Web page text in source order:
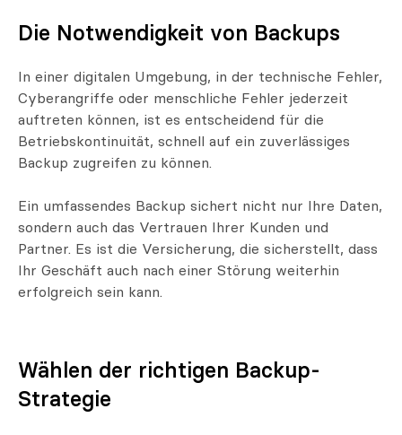
Die Notwendigkeit von Backups
In einer digitalen Umgebung, in der technische Fehler,
Cyberangriffe oder menschliche Fehler jederzeit
auftreten können, ist es entscheidend für die
Betriebskontinuität, schnell auf ein zuverlässiges
Backup zugreifen zu können.
Ein umfassendes Backup sichert nicht nur Ihre Daten,
sondern auch das Vertrauen Ihrer Kunden und
Partner. Es ist die Versicherung, die sicherstellt, dass
Ihr Geschäft auch nach einer Störung weiterhin
erfolgreich sein kann.
Wählen der richtigen Backup-
Strategie